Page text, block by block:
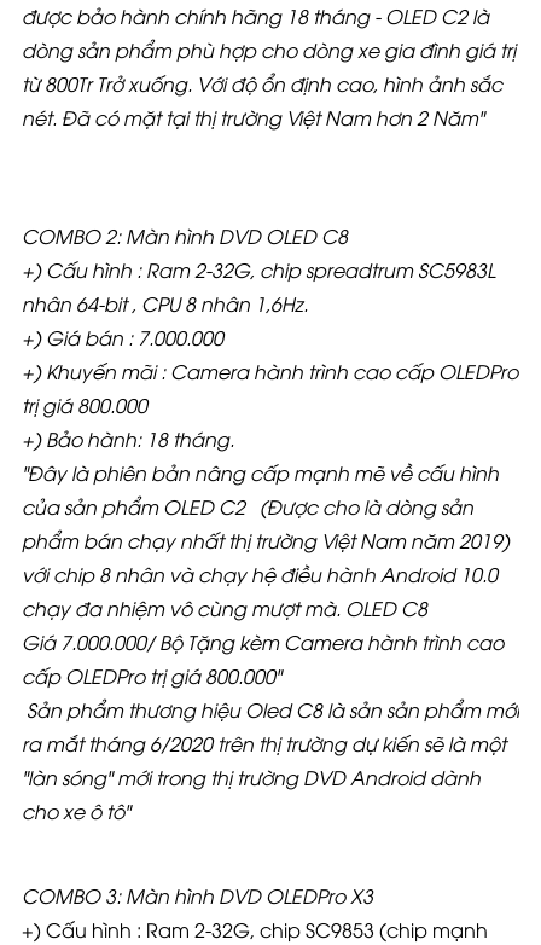
được bảo hành chính hãng 18 tháng - OLED C2 là
dòng sản phẩm phù hợp cho dòng xe gia đình giá trị
từ 800Tr Trở xuống. Với độ ổn định cao, hình ảnh sắc
nét. Đã có mặt tại thị trường Việt Nam hơn 2 Năm"
COMBO 2: Màn hình DVD OLED C8
+) Cấu hình : Ram 2-32G, chip spreadtrum SC5983L
nhân 64-bit , CPU 8 nhân 1,6Hz.
+) Giá bán : 7.000.000
+) Khuyến mãi : Camera hành trình cao cấp OLEDPro
trị giá 800.000
+) Bảo hành: 18 tháng.
"Đây là phiên bản nâng cấp mạnh mẽ về cấu hình
của sản phẩm OLED C2 (Được cho là dòng sản
phẩm bán chạy nhất thị trường Việt Nam năm 2019)
với chip 8 nhân và chạy hệ điều hành Android 10.0
chạy đa nhiệm vô cùng mượt mà. OLED C8
Giá 7.000.000/ Bộ Tặng kèm Camera hành trình cao
cấp OLEDPro trị giá 800.000"
Sản phẩm thương hiệu Oled C8 là sản sản phẩm mới
ra mắt tháng 6/2020 trên thị trường dự kiến sẽ là một
"làn sóng" mới trong thị trường DVD Android dành
cho xe ô tô"
COMBO 3: Màn hình DVD OLEDPro X3
+) Cấu hình : Ram 2-32G, chip SC9853 (chip mạnh